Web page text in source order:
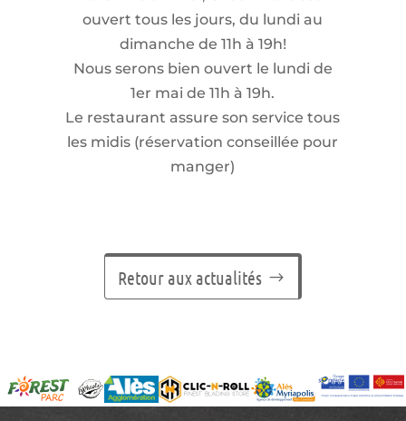
ouvert tous les jours, du lundi au
dimanche de 11h à 19h!
Nous serons bien ouvert le lundi de
1er mai de 11h à 19h.
Le restaurant assure son service tous
les midis (réservation conseillée pour
manger)
Retour aux actualités